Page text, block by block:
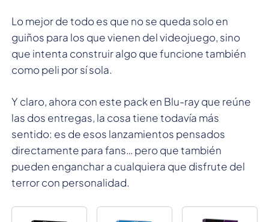
Lo mejor de todo es que no se queda solo en
guiños para los que vienen del videojuego, sino
que intenta construir algo que funcione también
como peli por sí sola.
Y claro, ahora con este pack en Blu-ray que reúne
las dos entregas, la cosa tiene todavía más
sentido: es de esos lanzamientos pensados
directamente para fans… pero que también
pueden enganchar a cualquiera que disfrute del
terror con personalidad.